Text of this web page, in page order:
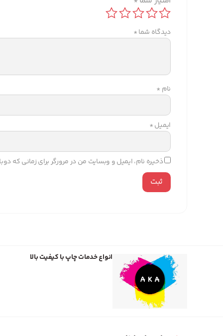
دیدگاه شما*
نام *
ایمیل*
ذخیره نام، ایمیل و وبسایت من در مرورگر برای زمانی که
انواع خدمات چاپ با کیفیت بالا